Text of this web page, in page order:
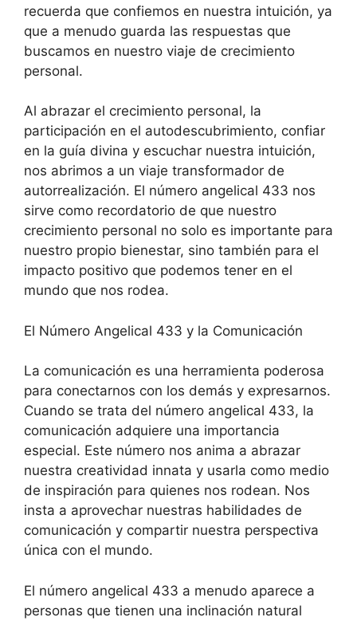
recuerda que confiemos en nuestra intuición, ya
que a menudo guarda las respuestas que
buscamos en nuestro viaje de crecimiento
personal.
Al abrazar el crecimiento personal, la
participación en el autodescubrimiento, confiar
en la guía divina y escuchar nuestra intuición,
nos abrimos a un viaje transformador de
autorrealización. El número angelical 433 nos
sirve como recordatorio de que nuestro
crecimiento personal no solo es importante para
nuestro propio bienestar, sino también para el
impacto positivo que podemos tener en el
mundo que nos rodea.
El Número Angelical 433 y la Comunicación
La comunicación es una herramienta poderosa
para conectarnos con los demás y expresarnos.
Cuando se trata del número angelical 433, la
comunicación adquiere una importancia
especial. Este número nos anima a abrazar
nuestra creatividad innata y usarla como medio
de inspiración para quienes nos rodean. Nos
insta a aprovechar nuestras habilidades de
comunicación y compartir nuestra perspectiva
única con el mundo.
El número angelical 433 a menudo aparece a
personas que tienen una inclinación natural